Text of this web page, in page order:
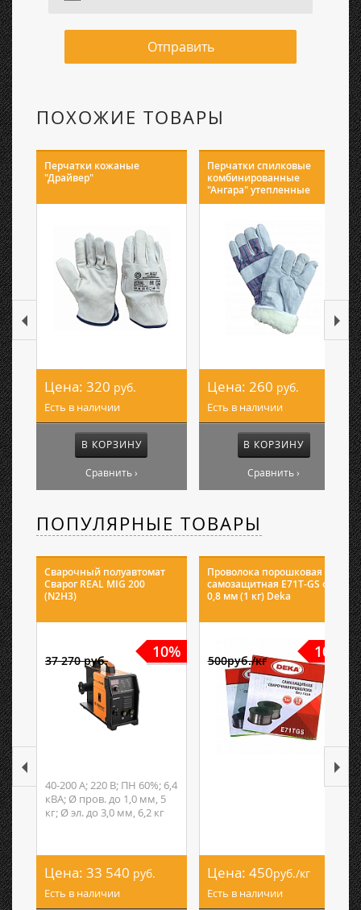
Отправить
ПОХОЖИЕ ТОВАРЫ
Перчатки кожаные
"Драйвер"
Цена: 320 руб.
Есть в наличии
В КОРЗИНУ
Сравнить ›
Перчатки спилковые
комбинированные
"Ангара" утепленные
Цена: 260 руб.
Есть в наличии
В КОРЗИНУ
Сравнить ›
ПОПУЛЯРНЫЕ ТОВАРЫ
Сварочный полуавтомат
Сварог REAL MIG 200
(N2H3)
10%
37 270 руб.
40-200 А; 220 В; ПН 60%; 6,4
кВА; Ø пров. до 1,0 мм, 5
кг; Ø эл. до 3,0 мм, 6,2 кг
Цена: 33 540 руб.
Есть в наличии
Проволока порошковая
самозащитная E71T-GS ф
0,8 мм (1 кг) Deka
10%
500руб./кг
Цена: 450руб./кг
Есть в наличии